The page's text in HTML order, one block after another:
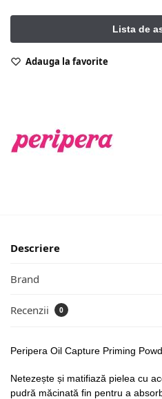
Adauga la favorite
Descriere
Brand
Recenzii 0
Peripera Oil Capture Priming
Netezește și matifiază pielea cu
pudră măcinată fin pentru a